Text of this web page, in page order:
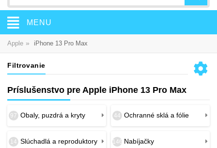
MENU
Apple » iPhone 13 Pro Max
Filtrovanie
Príslušenstvo pre Apple iPhone 13 Pro Max
97 Obaly, puzdrá a kryty 44 Ochranné sklá a fólie
14 Slúchadlá a reproduktory 146 Nabíjačky